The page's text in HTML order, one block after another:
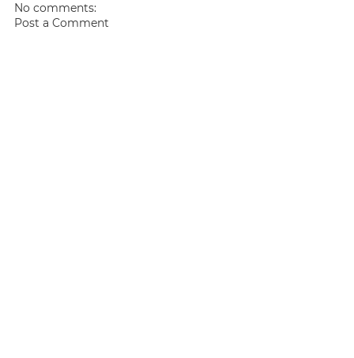
No comments:
Post a Comment